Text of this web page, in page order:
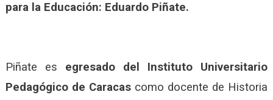
para la Educación: Eduardo Piñate.
Piñate es egresado del Instituto Universitario
Pedagógico de Caracascomo docente de Historia